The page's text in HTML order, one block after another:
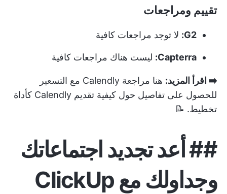
تقييم ومراجعات
G2: لا توجد مراجعات كافية
Capterra: ليست هناك مراجعات كافية
➡️ اقرأ المزيد: هنا مراجعة Calendly مع التسعير
للحصول على تفاصيل حول كيفية تقديم Calendly كأداة
تخطيط. 📝
## أعد تجديد اجتماعاتك
وجداولك مع ClickUp